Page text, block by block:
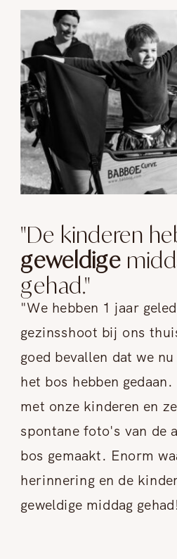
"We hebben 1 jaar
gezinsshoot bij ons
goed bevallen dat we
het bos hebben
met onze kinderen en
spontane foto's van de
bos gemaakt. Enorm
herinnering en de
geweldige middag
"De kinderen
geweldige
gehad."